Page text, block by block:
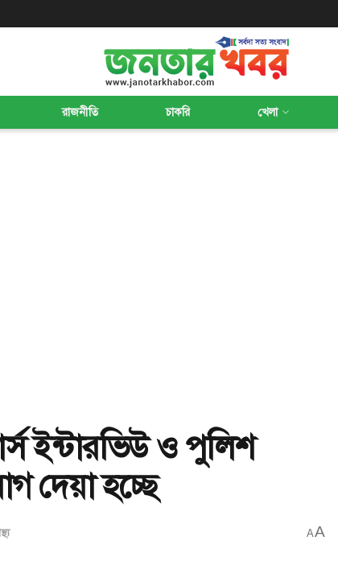
রাজনীতি চাকরি খেলা
ইন্টারভিউ ও পুলিশ
দেয়া হচ্ছে
AA